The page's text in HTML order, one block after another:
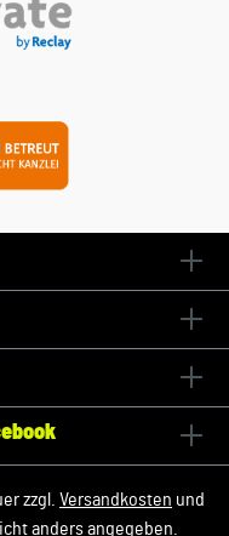
zzgl. Versandkosten und
anders angegeben.